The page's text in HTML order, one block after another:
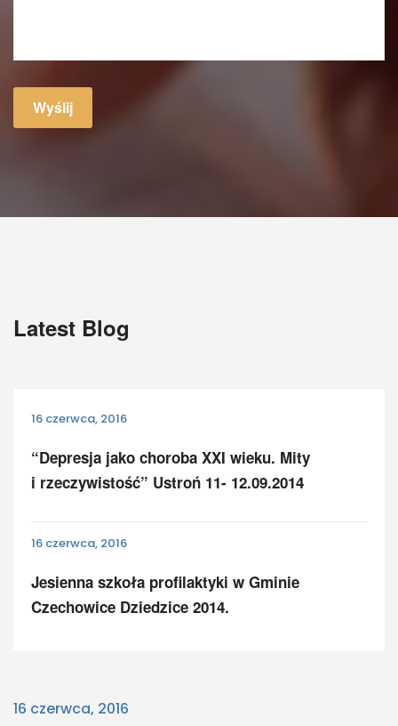
Latest Blog
16 czerwca, 2016
“Depresja jako choroba XXI wieku. Mity
i rzeczywistość” Ustroń 11- 12.09.2014
16 czerwca, 2016
Jesienna szkoła profilaktyki w Gminie
Czechowice Dziedzice 2014.
16 czerwca, 2016